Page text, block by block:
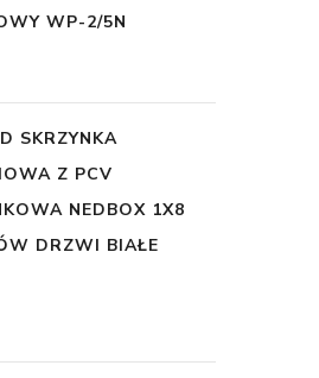
WP-2/5N
SKRZYNKA
Z PCV
NEDBOX 1X8
DRZWI BIAŁE